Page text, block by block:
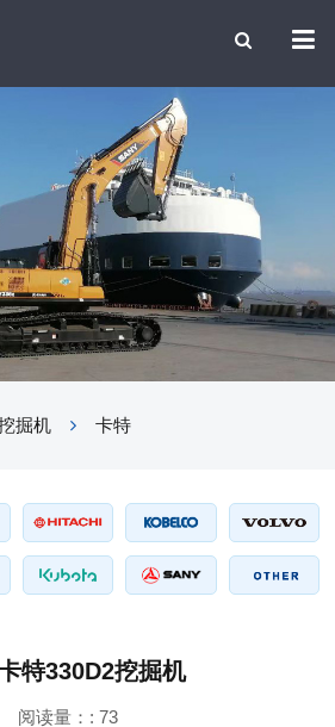
掘机 卡特
特330D2挖掘机
阅读量：: 73